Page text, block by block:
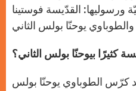
ورسوليها: القدّيسة فوستينا
كثيرًا بيوحنّا بولس الثاني؟
كرّس الطوباوي يوحنّا بولس